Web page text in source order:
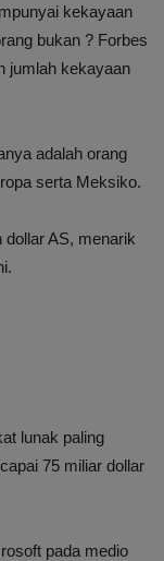
kekayaan
bukan ? Forbes
jumlah kekayaan
adalah orang
serta Meksiko.
AS, menarik
lunak paling
75 miliar dollar
pada medio